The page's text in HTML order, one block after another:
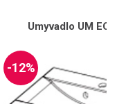
Umyvadlo UM
-12%